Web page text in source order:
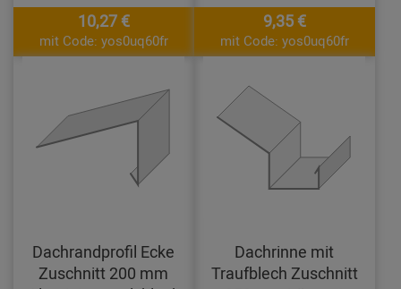
10,27 €
mit Code: yos0uq60fr
9,35 €
mit Code: yos0uq60fr
Dachrandprofil Ecke
Zuschnitt 200 mm
Dachrinne mit
Traufblech Zuschnitt